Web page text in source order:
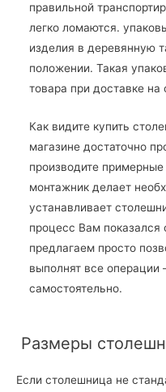
правильной
легко ломаются.
изделия в деревянную
положении. Такая
товара при доставке
Как видите купить
магазине достаточно
производите
монтажник делает
устанавливает
процесс Вам
предлагаем просто
выполнят все операции
самостоятельно.
Размеры
Если столешница не